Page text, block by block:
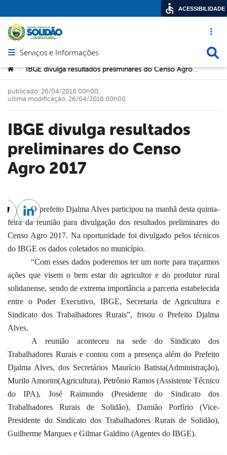
Acesso
Abrir menu principal de navegação
Serviços e Informações
Você está aqui:
> IBGE divulga resultados preliminares do Censo Agro 2017
IBGE divulga resultados
preliminares do Censo
Agro 2017
publicado: 26/04/2018 00h00,
última modificação: 26/04/2018 00h00
O prefeito Djalma Alves participou na manhã desta quinta-
feira da reunião para divulgação dos resultados preliminares do
Censo Agro 2017. Na oportunidade foi divulgado pelos técnicos
do IBGE os dados coletados no município.
“Com esses dados poderemos ter um norte para traçarmos
ações que visem o bem estar do agricultor e do produtor rural
solidanense, sendo de extrema importância a parceria estabelecida
entre o Poder Executivo, IBGE, Secretaria de Agricultura e
Sindicato dos Trabalhadores Rurais”, frisou o Prefeito Djalma
Alves.
A reunião aconteceu na sede do Sindicato dos
Trabalhadores Rurais e contou com a presença além do Prefeito
Djalma Alves, dos Secretários Maurício Batista(Administração),
Murilo Amorim(Agricultura), Petrônio Ramos (Assistente Técnico
do IPA), José Raimundo (Presidente do Sindicato dos
Trabalhadores Rurais de Solidão), Damião Porfírio (Vice-
Presidente do Sindicato dos Trabalhadores Rurais de Solidão),
Guilherme Marques e Gilmar Galdino (Agentes do IBGE).
Twitter
Linkedin
ACESSIBILIDADE